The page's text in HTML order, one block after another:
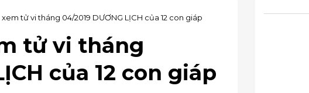
xem tử vi tháng 04/2019 DƯƠNG LỊCH của 12 con giáp
tử vi tháng
của 12 con giáp